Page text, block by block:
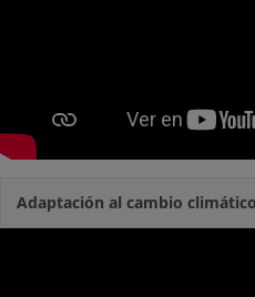
Adaptación al cambio climático